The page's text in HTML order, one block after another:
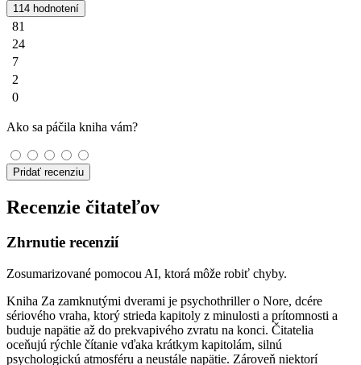
114 hodnotení
81
24
7
2
0
Ako sa páčila kniha vám?
Pridať recenziu
Recenzie čitateľov
Zhrnutie recenzií
Zosumarizované pomocou AI, ktorá môže robiť chyby.
Kniha Za zamknutými dverami je psychothriller o Nore, dcére
sériového vraha, ktorý strieda kapitoly z minulosti a prítomnosti a
buduje napätie až do prekvapivého zvratu na konci. Čitatelia
oceňujú rýchle čítanie vďaka krátkym kapitolám, silnú
psychologickú atmosféru a neustále napätie. Zároveň niektorí